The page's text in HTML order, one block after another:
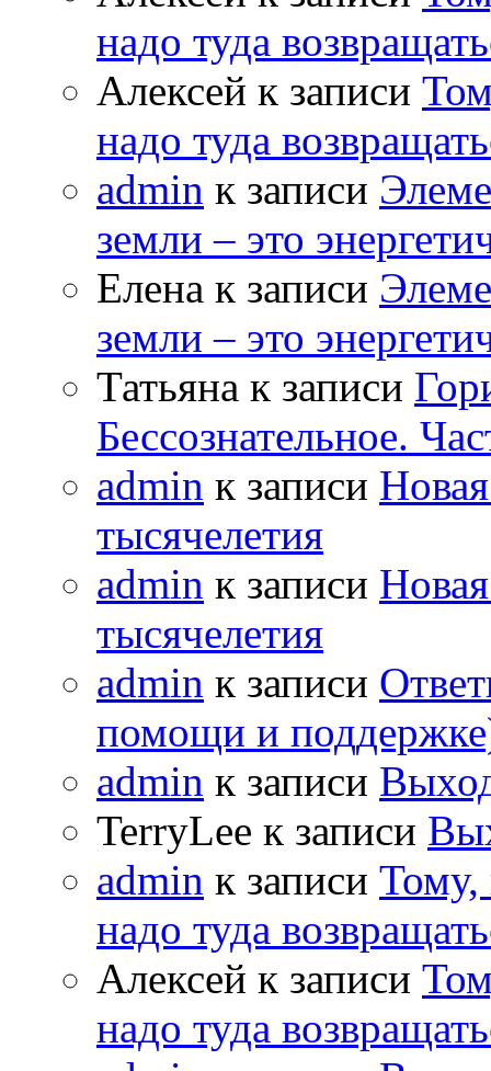
надо туда
Алексей к записи
надо туда
admin к записи
земли – это
Елена к записи
земли – это
Татьяна к записи
Бессознательное.
admin к записи
тысячелетия
admin к записи
тысячелетия
admin к записи
помощи и
admin к записи
TerryLee к записи
admin к записи Тому,
надо туда
Алексей к записи
надо туда